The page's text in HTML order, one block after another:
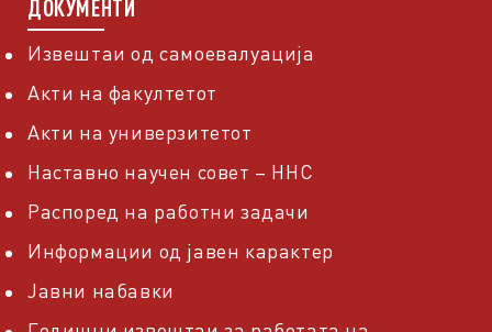
ДОКУМЕНТИ
Извештаи од самоевалуација
Акти на факултетот
Акти на универзитетот
Наставно научен совет – ННС
Распоред на работни задачи
Информации од јавен карактер
Јавни набавки